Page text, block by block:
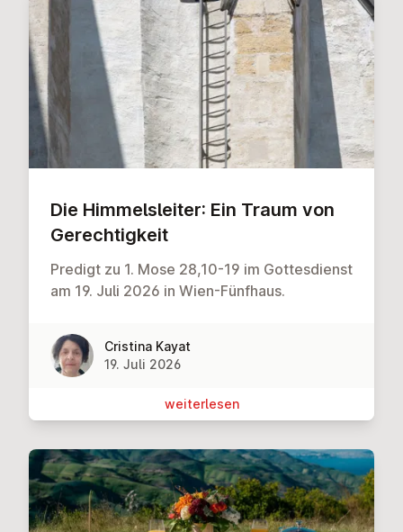
Die Him­mels­lei­ter: Ein Traum von
Ge­rech­tig­keit
Predigt zu 1. Mose 28,10-19 im Gottesdienst
am 19. Juli 2026 in Wien-Fünfhaus.
Cristina Kayat
19. Juli 2026
wei­ter­le­sen